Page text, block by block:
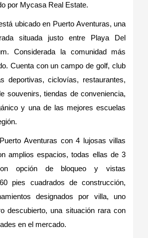
por Mycasa Real Estate.
ubicado en Puerto Aventuras, una
situada justo entre Playa Del
Considerada la comunidad más
Cuenta con un campo de golf, club
deportivas, ciclovías, restaurantes,
souvenirs, tiendas de conveniencia,
y una de las mejores escuelas
Aventuras con 4 lujosas villas
amplios espacios, todas ellas de 3
opción de bloqueo y vistas
pies cuadrados de construcción,
designados por villa, uno
descubierto, una situación rara con
en el mercado.